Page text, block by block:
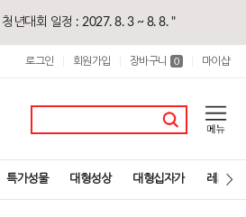
년대회 일정 : 2027. 8. 3 ~ 8. 8. "
로그인 회원가입 장바구니 0 마이샵
특가성물 대형성상 대형십자가 레지오